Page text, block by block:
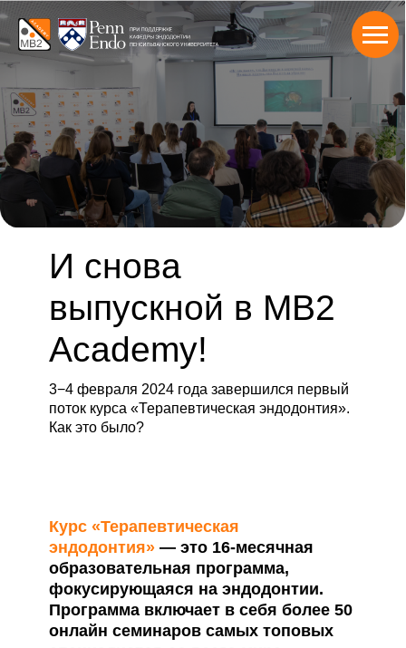
И снова
выпускной в MB2
Academy!
3−4 февраля 2024 года завершился первый
поток курса «Терапевтическая эндодонтия».
Как это было?
Курс «Терапевтическая
эндодонтия» — это 16-месячная
образовательная программа,
фокусирующаяся на эндодонтии.
Программа включает в себя более 50
онлайн семинаров самых топовых